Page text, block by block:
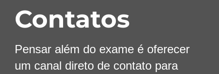
Contatos
Pensar além do exame é oferecer
um canal direto de contato para